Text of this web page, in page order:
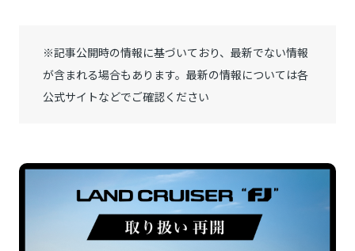
※記事公開時の情報に基づいており、最新でない情報
が含まれる場合もあります。最新の情報については各
公式サイトなどでご確認ください